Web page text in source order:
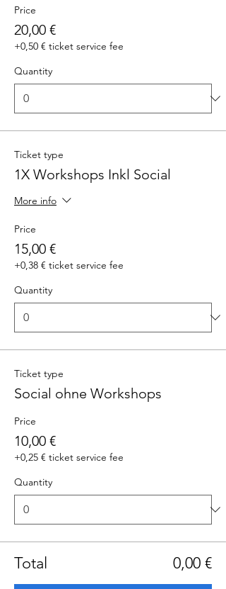
Price
20,00 €
+0,50 € ticket service fee
Quantity
Ticket type
1X Workshops Inkl Social
More info
Price
15,00 €
+0,38 € ticket service fee
Quantity
Ticket type
Social ohne Workshops
Price
10,00 €
+0,25 € ticket service fee
Quantity
Total 0,00 €